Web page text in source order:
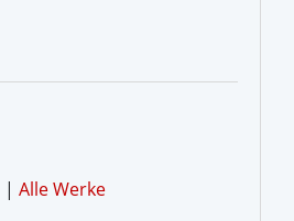
| Alle Werke